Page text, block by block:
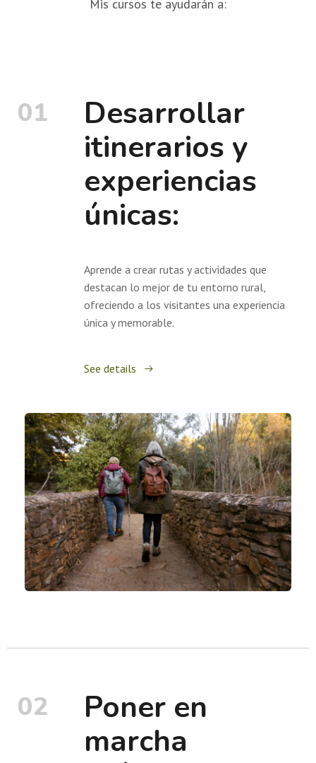
Mis cursos te ayudarán a:
01
Desarrollar
itinerarios y
experiencias
únicas:
Aprende a crear rutas y actividades que
destacan lo mejor de tu entorno rural,
ofreciendo a los visitantes una experiencia
única y memorable.
See details
02
Poner en
marcha